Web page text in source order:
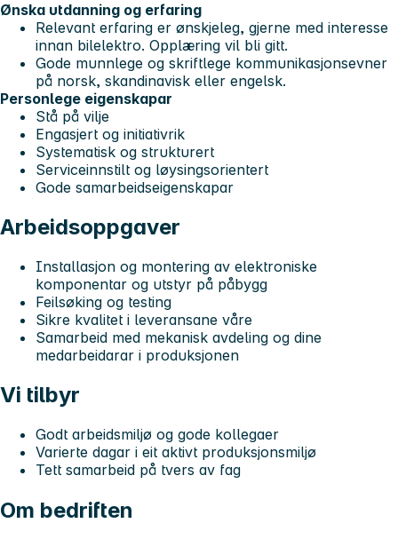
Ønska utdanning og erfaring
Relevant erfaring er ønskjeleg, gjerne med interesse
innan bilelektro. Opplæring vil bli gitt.
Gode munnlege og skriftlege kommunikasjonsevner
på norsk, skandinavisk eller engelsk.
Personlege eigenskapar
Stå på vilje
Engasjert og initiativrik
Systematisk og strukturert
Serviceinnstilt og løysingsorientert
Gode samarbeidseigenskapar
Arbeidsoppgaver
Installasjon og montering av elektroniske
komponentar og utstyr på påbygg
Feilsøking og testing
Sikre kvalitet i leveransane våre
Samarbeid med mekanisk avdeling og dine
medarbeidarar i produksjonen
Vi tilbyr
Godt arbeidsmiljø og gode kollegaer
Varierte dagar i eit aktivt produksjonsmiljø
Tett samarbeid på tvers av fag
Om bedriften